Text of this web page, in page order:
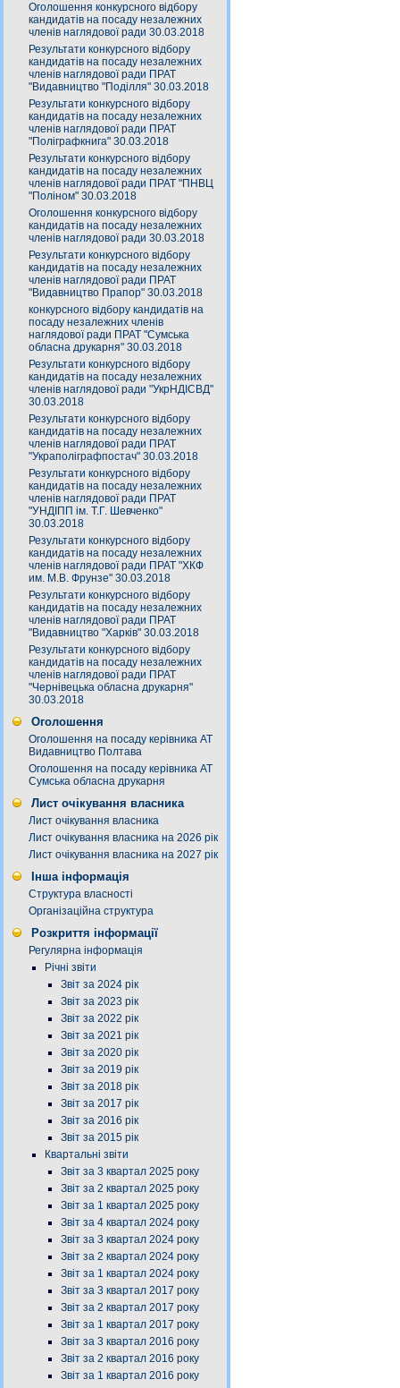
Оголошення конкурсного відбору
кандидатів на посаду незалежних
членів наглядової ради 30.03.2018
Результати конкурсного відбору
кандидатів на посаду незалежних
членів наглядової ради ПРАТ
"Видавництво "Поділля" 30.03.2018
Результати конкурсного відбору
кандидатів на посаду незалежних
членів наглядової ради ПРАТ
"Поліграфкнига" 30.03.2018
Результати конкурсного відбору
кандидатів на посаду незалежних
членів наглядової ради ПРАТ "ПНВЦ
"Поліном" 30.03.2018
Оголошення конкурсного відбору
кандидатів на посаду незалежних
членів наглядової ради 30.03.2018
Результати конкурсного відбору
кандидатів на посаду незалежних
членів наглядової ради ПРАТ
"Видавництво Прапор" 30.03.2018
конкурсного відбору кандидатів на
посаду незалежних членів
наглядової ради ПРАТ "Сумська
обласна друкарня" 30.03.2018
Результати конкурсного відбору
кандидатів на посаду незалежних
членів наглядової ради "УкрНДІСВД"
30.03.2018
Результати конкурсного відбору
кандидатів на посаду незалежних
членів наглядової ради ПРАТ
"Украполіграфпостач" 30.03.2018
Результати конкурсного відбору
кандидатів на посаду незалежних
членів наглядової ради ПРАТ
"УНДІПП ім. Т.Г. Шевченко"
30.03.2018
Результати конкурсного відбору
кандидатів на посаду незалежних
членів наглядової ради ПРАТ "ХКФ
им. М.В. Фрунзе" 30.03.2018
Результати конкурсного відбору
кандидатів на посаду незалежних
членів наглядової ради ПРАТ
"Видавництво "Харків" 30.03.2018
Результати конкурсного відбору
кандидатів на посаду незалежних
членів наглядової ради ПРАТ
"Чернівецька обласна друкарня"
30.03.2018
Оголошення
Оголошення на посаду керівника АТ
Видавництво Полтава
Оголошення на посаду керівника АТ
Сумська обласна друкарня
Лист очікування власника
Лист очікування власника
Лист очікування власника на 2026 рік
Лист очікування власника на 2027 рік
Інша інформація
Структура власності
Організаційна структура
Розкриття інформації
Регулярна інформація
Річні звіти
Звіт за 2024 рік
Звіт за 2023 рік
Звіт за 2022 рік
Звіт за 2021 рік
Звіт за 2020 рік
Звіт за 2019 рік
Звіт за 2018 рік
Звіт за 2017 рік
Звіт за 2016 рік
Звіт за 2015 рік
Квартальні звіти
Звіт за 3 квартал 2025 року
Звіт за 2 квартал 2025 року
Звіт за 1 квартал 2025 року
Звіт за 4 квартал 2024 року
Звіт за 3 квартал 2024 року
Звіт за 2 квартал 2024 року
Звіт за 1 квартал 2024 року
Звіт за 3 квартал 2017 року
Звіт за 2 квартал 2017 року
Звіт за 1 квартал 2017 року
Звіт за 3 квартал 2016 року
Звіт за 2 квартал 2016 року
Звіт за 1 квартал 2016 року